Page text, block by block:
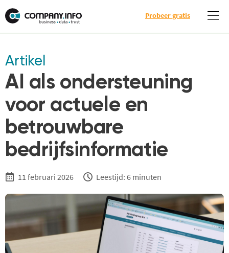
Probeer gratis
Artikel
AI als ondersteuning
voor actuele en
betrouwbare
bedrijfsinformatie
11 februari 2026 Leestijd: 6 minuten